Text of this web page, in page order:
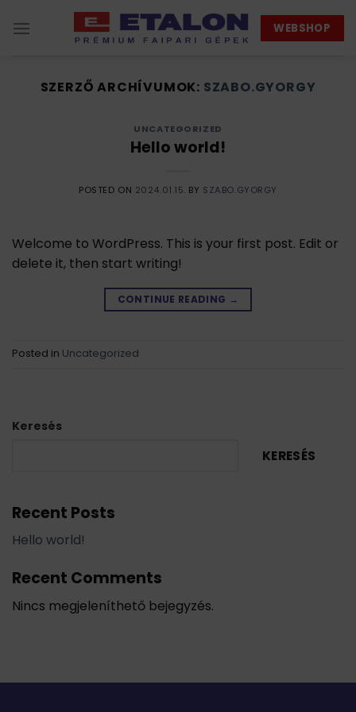
WEBSHOP
SZERZŐ ARCHÍVUMOK: SZABO.GYORGY
UNCATEGORIZED
Hello world!
POSTED ON 2024.01.15. BY SZABO.GYORGY
Welcome to WordPress. This is your first post. Edit or
delete it, then start writing!
CONTINUE READING →
Posted in Uncategorized
Keresés
KERESÉS
Recent Posts
Hello world!
Recent Comments
Nincs megjeleníthető bejegyzés.